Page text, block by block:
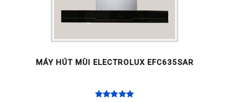
MÁY HÚT MÙI ELECTROLUX EFC635SAR